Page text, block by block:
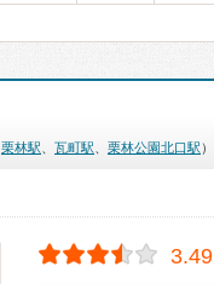
栗林駅 瓦町駅 栗林公園北口駅 ）
3.49